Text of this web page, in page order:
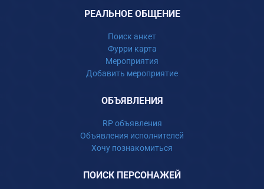
РЕАЛЬНОЕ ОБЩЕНИЕ
Поиск анкет
Фурри карта
Мероприятия
Добавить мероприятие
ОБЪЯВЛЕНИЯ
RP объявления
Объявления исполнителей
Хочу познакомиться
ПОИСК ПЕРСОНАЖЕЙ